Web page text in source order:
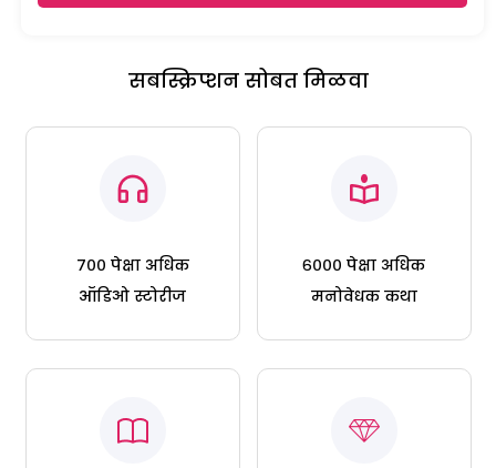
सबस्क्रिप्शन सोबत मिळवा
७०० पेक्षा अधिक
ऑडिओ स्टोरीज
६००० पेक्षा अधिक
मनोवेधक कथा